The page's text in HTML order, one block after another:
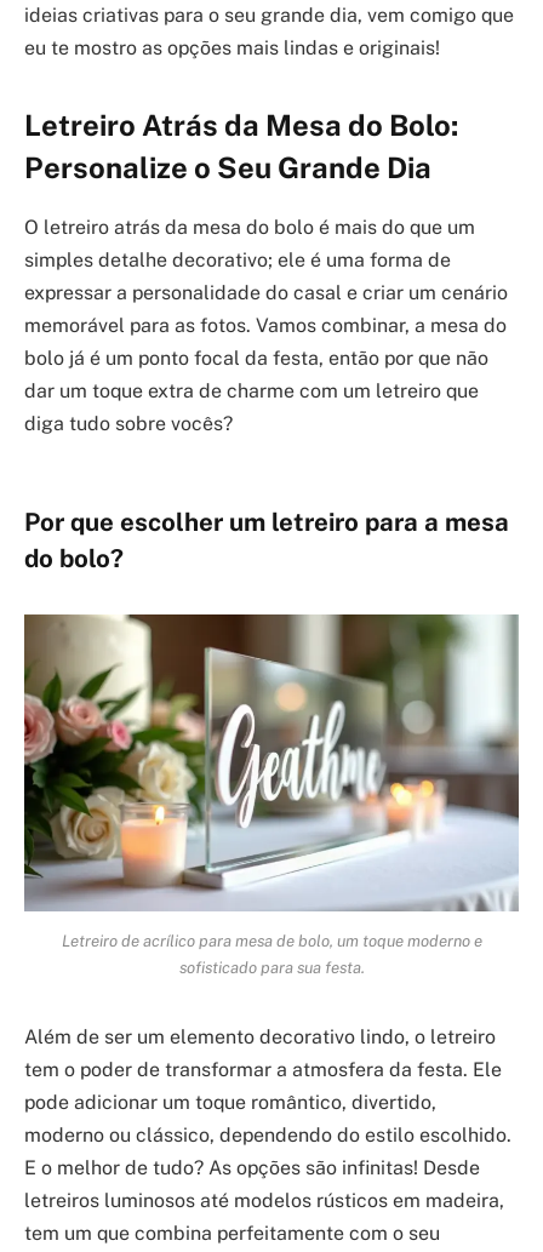
ideias criativas para o seu grande dia, vem comigo que
eu te mostro as opções mais lindas e originais!
Letreiro Atrás da Mesa do Bolo:
Personalize o Seu Grande Dia
O letreiro atrás da mesa do bolo é mais do que um
simples detalhe decorativo; ele é uma forma de
expressar a personalidade do casal e criar um cenário
memorável para as fotos. Vamos combinar, a mesa do
bolo já é um ponto focal da festa, então por que não
dar um toque extra de charme com um letreiro que
diga tudo sobre vocês?
Por que escolher um letreiro para a mesa
do bolo?
Letreiro de acrílico para mesa de bolo, um toque moderno e
sofisticado para sua festa.
Além de ser um elemento decorativo lindo, o letreiro
tem o poder de transformar a atmosfera da festa. Ele
pode adicionar um toque romântico, divertido,
moderno ou clássico, dependendo do estilo escolhido.
E o melhor de tudo? As opções são infinitas! Desde
letreiros luminosos até modelos rústicos em madeira,
tem um que combina perfeitamente com o seu